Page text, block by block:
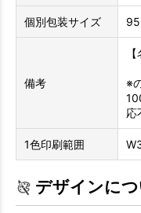
個別包装サイズ
備考
※
応
1色印刷範囲
デザインに